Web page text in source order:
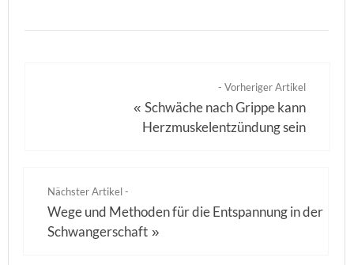
- Vorheriger Artikel
«Schwäche nach Grippe kann
Herzmuskelentzündung sein
Nächster Artikel -
Wege und Methoden für die Entspannung in der
Schwangerschaft »